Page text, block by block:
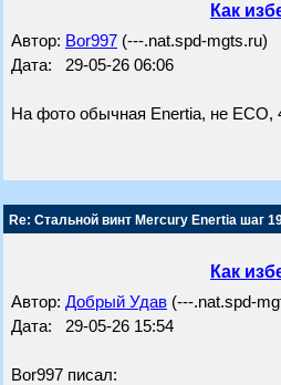
Как
Автор: Bor997 (---.nat.spd-mgts.ru)
Дата: 29-05-26 06:06
На фото обычная Enertia, не ЕСО,
Re: Стальной винт Mercury Enertia шаг
Как
Автор: Добрый Удав (---.nat.spd-
Дата: 29-05-26 15:54
Bor997 писал: